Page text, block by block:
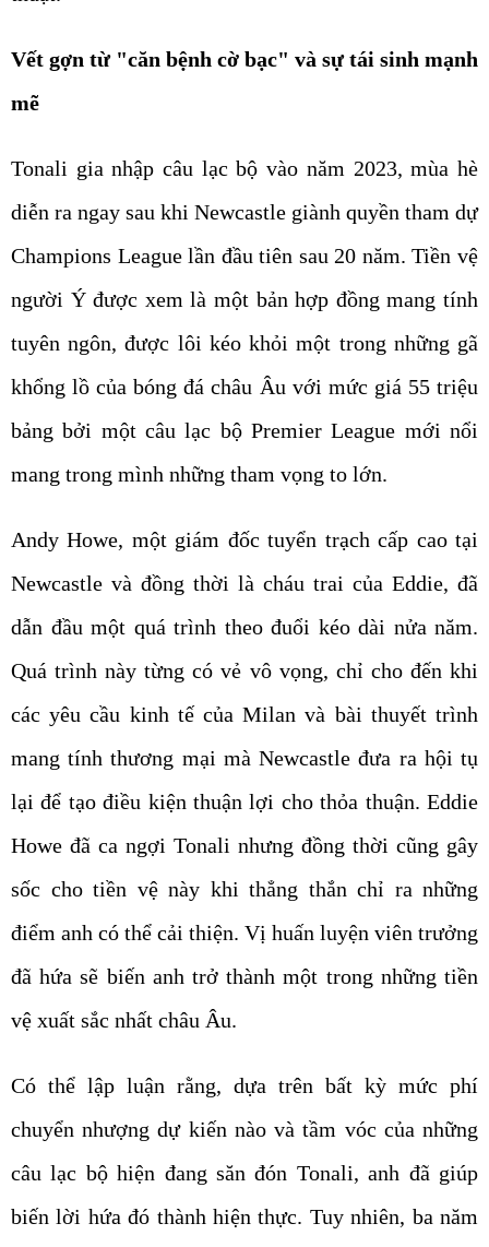
Vết gợn từ "căn bệnh cờ bạc" và sự tái sinh mạnh
mẽ
Tonali gia nhập câu lạc bộ vào năm 2023, mùa hè
diễn ra ngay sau khi Newcastle giành quyền tham dự
Champions League lần đầu tiên sau 20 năm. Tiền vệ
người Ý được xem là một bản hợp đồng mang tính
tuyên ngôn, được lôi kéo khỏi một trong những gã
khổng lồ của bóng đá châu Âu với mức giá 55 triệu
bảng bởi một câu lạc bộ Premier League mới nổi
mang trong mình những tham vọng to lớn.
Andy Howe, một giám đốc tuyển trạch cấp cao tại
Newcastle và đồng thời là cháu trai của Eddie, đã
dẫn đầu một quá trình theo đuổi kéo dài nửa năm.
Quá trình này từng có vẻ vô vọng, chỉ cho đến khi
các yêu cầu kinh tế của Milan và bài thuyết trình
mang tính thương mại mà Newcastle đưa ra hội tụ
lại để tạo điều kiện thuận lợi cho thỏa thuận. Eddie
Howe đã ca ngợi Tonali nhưng đồng thời cũng gây
sốc cho tiền vệ này khi thẳng thắn chỉ ra những
điểm anh có thể cải thiện. Vị huấn luyện viên trưởng
đã hứa sẽ biến anh trở thành một trong những tiền
vệ xuất sắc nhất châu Âu.
Có thể lập luận rằng, dựa trên bất kỳ mức phí
chuyển nhượng dự kiến nào và tầm vóc của những
câu lạc bộ hiện đang săn đón Tonali, anh đã giúp
biến lời hứa đó thành hiện thực. Tuy nhiên, ba năm